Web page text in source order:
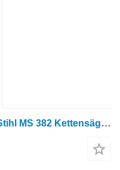
Cilindro Completo Kolben für Stihl MS 382 Kettensäge Benzin